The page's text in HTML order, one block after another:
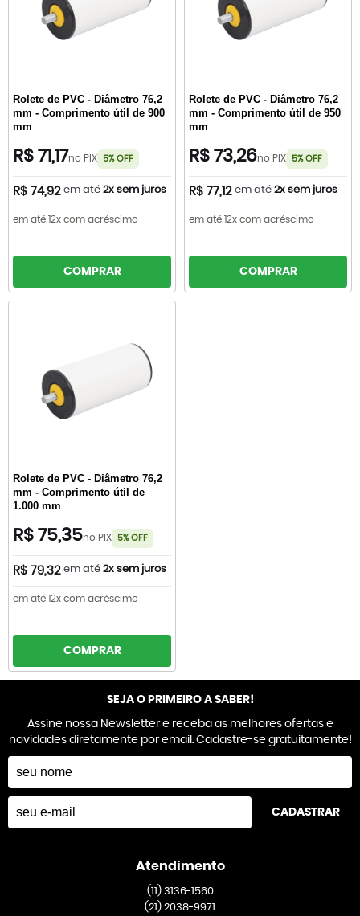
Rolete de PVC - Diâmetro 76,2
mm - Comprimento útil de 900
mm
R$ 71,17no PIX 5% OFF
R$ 74,92 em até 2x sem juros
em até 12x com acréscimo
COMPRAR
Rolete de PVC - Diâmetro 76,2
mm - Comprimento útil de 950
mm
R$ 73,26no PIX 5% OFF
R$ 77,12 em até 2x sem juros
em até 12x com acréscimo
COMPRAR
Rolete de PVC - Diâmetro 76,2
mm - Comprimento útil de
1.000 mm
R$ 75,35no PIX 5% OFF
R$ 79,32 em até 2x sem juros
em até 12x com acréscimo
COMPRAR
SEJA O PRIMEIRO A SABER!
Assine nossa Newsletter e receba as melhores ofertas e
novidades diretamente por email. Cadastre-se gratuitamente!
CADASTRAR
Atendimento
(11)3136-1560
(21) 2038-9971